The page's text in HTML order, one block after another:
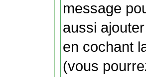
message
aussi
en cochant
(vous